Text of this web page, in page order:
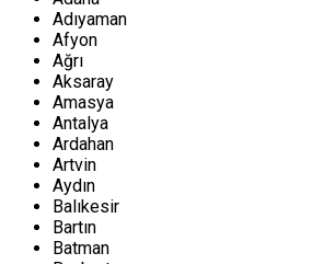
Adıyaman
Afyon
Ağrı
Aksaray
Amasya
Antalya
Ardahan
Artvin
Aydın
Balıkesir
Bartın
Batman